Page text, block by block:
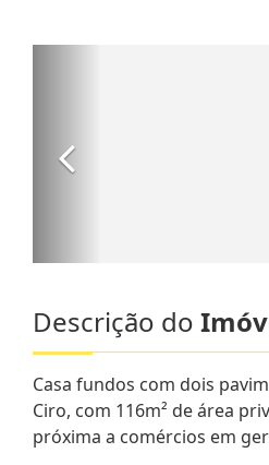
Descrição do
Casa fundos com dois
Ciro, com 116m² de área
próxima a comércios em